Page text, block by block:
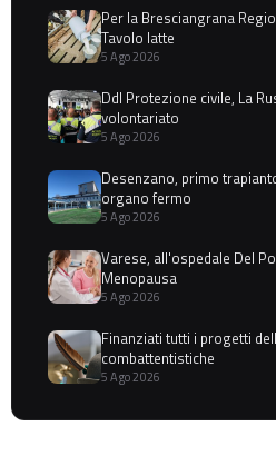
Per la Bresciangrana
Tavolo latte
5 Ago 2026
Ddl Protezione civile, La
volontariato
5 Ago 2026
Desenzano, primo
organo fermo
5 Ago 2026
Varese, all'ospedale Del
Menopausa
5 Ago 2026
Finanziati tutti i progetti
combattentistiche
5 Ago 2026